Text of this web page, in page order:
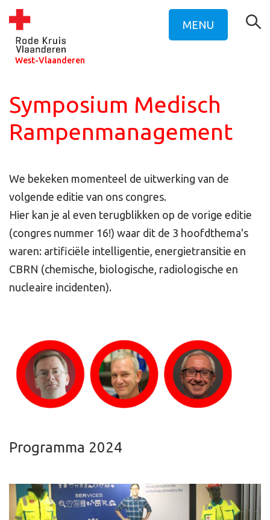
West-Vlaanderen
MENU
Symposium Medisch
Rampenmanagement
We bekeken momenteel de uitwerking van de
volgende editie van ons congres.
Hier kan je al even terugblikken op de vorige editie
(congres nummer 16!) waar dit de 3 hoofdthema's
waren: artificiële intelligentie, energietransitie en
CBRN (chemische, biologische, radiologische en
nucleaire incidenten).
Programma 2024